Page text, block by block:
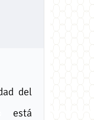
del
está